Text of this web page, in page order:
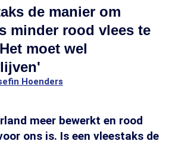
de manier om
minder rood vlees te
moet wel
Hoenders
meer bewerkt en rood
ons is. Is een vleestaks de